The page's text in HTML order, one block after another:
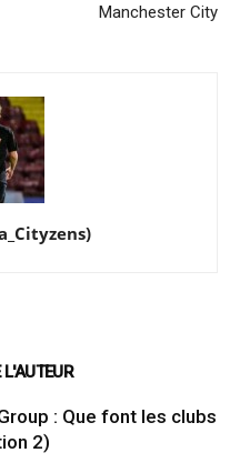
Manchester City
L'AUTEUR
: Que font les clubs
2)